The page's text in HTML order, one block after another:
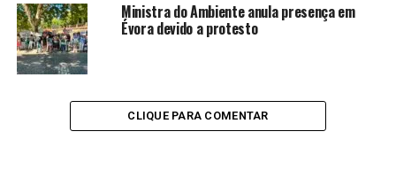
Ministra do Ambiente anula presença em
Évora devido a protesto
CLIQUE PARA COMENTAR